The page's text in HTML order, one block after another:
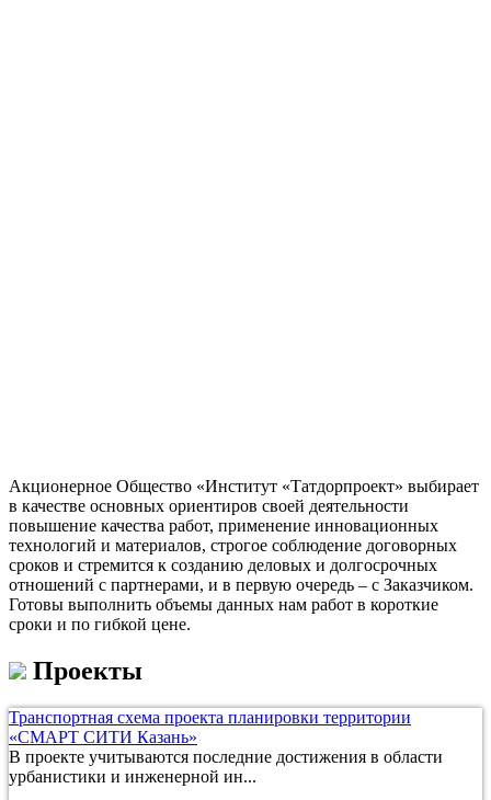
Акционерное Общество «Институт «Татдорпроект» выбирает
в качестве основных ориентиров своей деятельности
повышение качества работ, применение инновационных
технологий и материалов, строгое соблюдение договорных
сроков и стремится к созданию деловых и долгосрочных
отношений с партнерами, и в первую очередь – с Заказчиком.
Готовы выполнить объемы данных нам работ в короткие
сроки и по гибкой цене.
Проекты
Транспортная схема проекта планировки территории
«СМАРТ СИТИ Казань»
В проекте учитываются последние достижения в области
урбанистики и инженерной ин...